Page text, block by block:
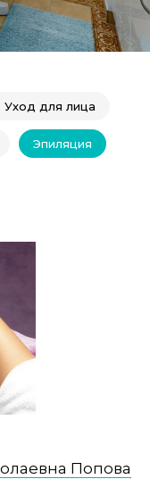
Уход для лица
Эпиляция
Попова